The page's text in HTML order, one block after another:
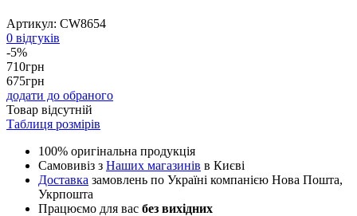
Артикул: CW8654
0 відгуків
-5%
710грн
675грн
додати до обраного
Товар відсутній
Таблиця розмірів
100% оригінальна продукція
Самовивіз з Наших магазинів в Києві
Доставка замовлень по Україні компанією Нова Пошта,
Укрпошта
Працюємо для вас без вихідних